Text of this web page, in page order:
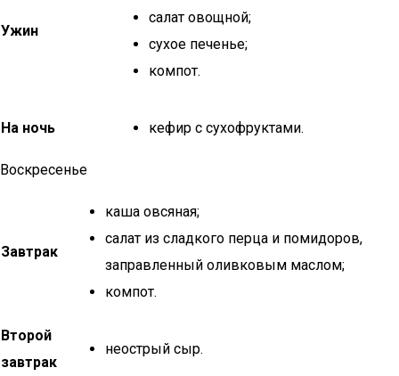
Ужин
салат овощной;
сухое печенье;
компот.
На ночь кефир с сухофруктами.
Воскресенье
Завтрак
каша овсяная;
салат из сладкого перца и помидоров,
заправленный оливковым маслом;
компот.
Второй
завтрак
неострый сыр.